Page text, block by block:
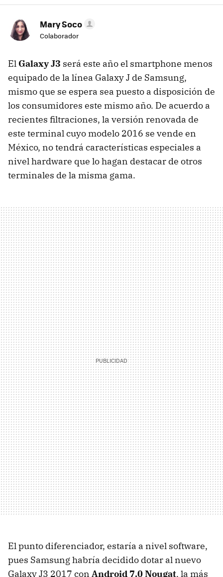
Mary Soco
Colaborador
El Galaxy J3 será este año el smartphone menos
equipado de la línea Galaxy J de Samsung,
mismo que se espera sea puesto a disposición de
los consumidores este mismo año. De acuerdo a
recientes filtraciones, la versión renovada de
este terminal cuyo modelo 2016 se vende en
México, no tendrá características especiales a
nivel hardware que lo hagan destacar de otros
terminales de la misma gama.
El punto diferenciador, estaría a nivel software,
pues Samsung habría decidido dotar al nuevo
Galaxy J3 2017 con Android 7.0 Nougat, la más